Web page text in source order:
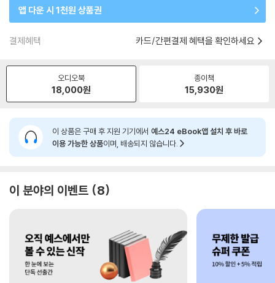
앱 다운 시 1천원 상품권
결제혜택 카드/간편결제 혜택을 확인하세요
오디오북
18,000원
종이책
15,930원
이 상품은 구매 후 지원 기기에서 예스24 eBook앱 설치 후 바로
이용 가능한 상품이며, 배송되지 않습니다.
이 분야의 이벤트 8